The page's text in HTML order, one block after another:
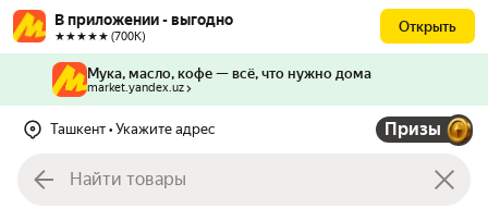
В приложении - выгодно
★★★★★ (700К)
Открыть
Мука, масло, кофе — всё, что нужно дома
market.yandex.uz
Ташкент • Укажите адрес Призы